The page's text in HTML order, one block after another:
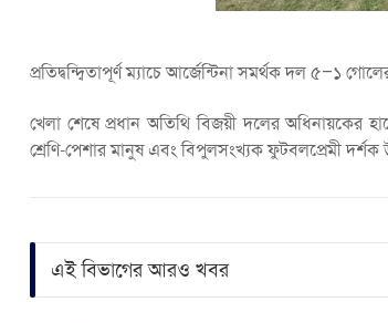
প্রতিদ্বন্দ্বিতাপূর্ণ ম্যাচে আর্জেন্টিনা সমর্থক দল ৫–১
খেলা শেষে প্রধান অতিথি বিজয়ী দলের অধিনায়কের
শ্রেণি-পেশার মানুষ এবং বিপুলসংখ্যক ফুটবলপ্রেমী
এই বিভাগের আরও খবর